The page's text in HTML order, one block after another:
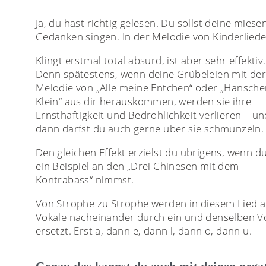
Ja, du hast richtig gelesen. Du sollst deine
Gedanken singen. In der Melodie von
Klingt erstmal total absurd, ist aber sehr effektiv.
Denn spätestens, wenn deine Grübeleien mit der
Melodie von „Alle meine Entchen“ oder
Klein“ aus dir herauskommen, werden sie ihre
Ernsthaftigkeit und Bedrohlichkeit verlieren –
dann darfst du auch gerne über sie schmunzeln.
Den gleichen Effekt erzielst du übrigens, wenn
ein Beispiel an den „Drei Chinesen mit dem
Kontrabass“ nimmst.
Von Strophe zu Strophe werden in diesem Lied
Vokale nacheinander durch ein und denselben
ersetzt. Erst a, dann e, dann i, dann o, dann u.